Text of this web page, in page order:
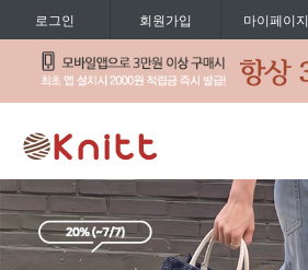
로그인 회원가입 마이페이지